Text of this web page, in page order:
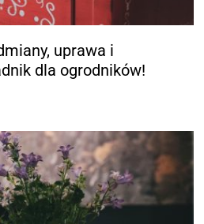
uprawa i
dla ogrodników!